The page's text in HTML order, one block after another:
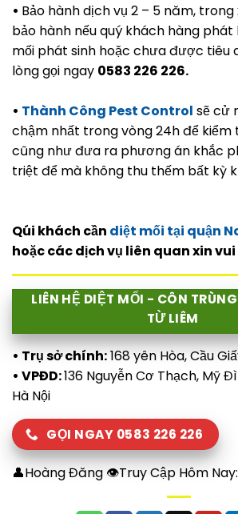
• Bảo hành dịch vụ 2 – 5 năm,
bảo hành nếu quý khách hàng phát
mối phát sinh hoặc chưa được tiêu
lòng gọi ngay 0583 226 226.
• Thành Công Pest Control sẽ cử
chậm nhất trong vòng 24h để kiểm
cũng như đưa ra phương án khắc
triệt để mà không thu thếm bất kỳ
Qúi khách cần diệt mối tại quận
hoặc các dịch vụ liên quan xin
LIÊN HỆ DIỆT MỐI - CÔN
TỪ LIÊM
• Trụ sở chính:168 yên Hòa, Cầu
• VPĐD:136 Nguyễn Cơ Thạch, Mỹ
Hà Nội
GỌI NGAY 0583 226 226
👤Hoàng Đăng 👁Truy Cập Hôm Nay: